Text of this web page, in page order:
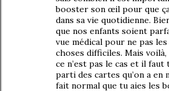
booster son œil pour que ça
dans sa vie quotidienne.
que nos enfants soient
vue médical pour ne pas
choses difficiles. Mais
ce n’est pas le cas et il
parti des cartes qu’on a en
fait normal que tu aies les